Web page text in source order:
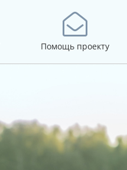
Помощь проекту